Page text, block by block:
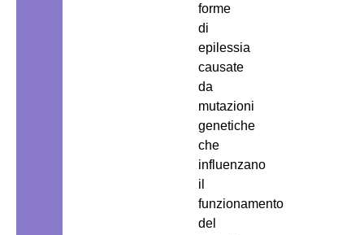
forme
di
epilessia
causate
da
mutazioni
genetiche
che
influenzano
il
funzionamento
del